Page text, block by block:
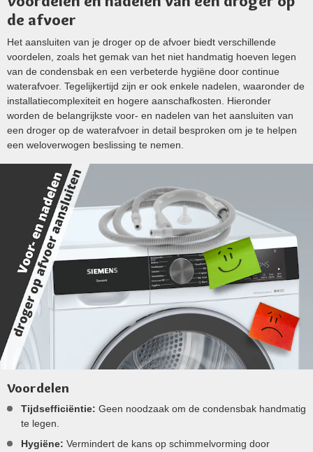
de afvoer
Het aansluiten van je droger op de afvoer biedt verschillende
voordelen, zoals het gemak van het niet handmatig hoeven legen
van de condensbak en een verbeterde hygiëne door continue
waterafvoer. Tegelijkertijd zijn er ook enkele nadelen, waaronder de
installatiecomplexiteit en hogere aanschafkosten. Hieronder
worden de belangrijkste voor- en nadelen van het aansluiten van
een droger op de waterafvoer in detail besproken om je te helpen
een weloverwogen beslissing te nemen.
Voordelen
Tijdsefficiëntie: Geen noodzaak om de condensbak handmatig
te legen.
Hygiëne: Vermindert de kans op schimmelvorming door